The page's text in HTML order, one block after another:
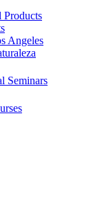
Products
Angeles
Seminars